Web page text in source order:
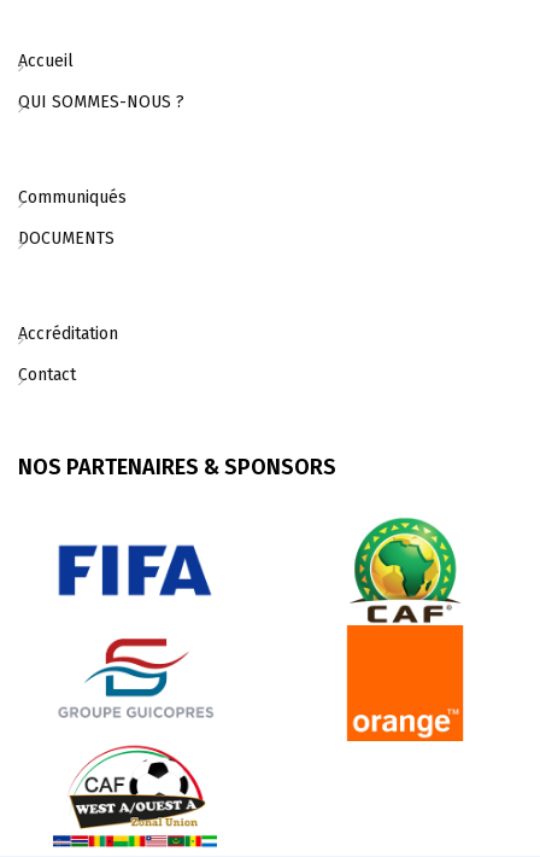
Accueil
QUI SOMMES-NOUS ?
Communiqués
DOCUMENTS
Accréditation
Contact
NOS PARTENAIRES & SPONSORS